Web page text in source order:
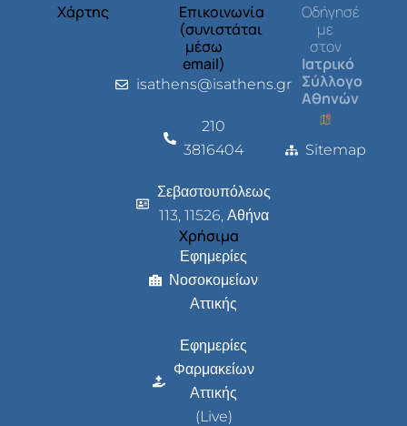
Χάρτης
Επικοινωνία
(συνιστάται
μέσω
email)
isathens@isathens.gr
210
3816404
Σεβαστουπόλεως
113, 11526, Αθήνα
Χρήσιμα
Εφημερίες
Νοσοκομείων
Αττικής
Εφημερίες
Φαρμακείων
Αττικής
(Live)
Οδήγησέ
με
στον
Ιατρικό
Σύλλογο
Αθηνών
Sitemap